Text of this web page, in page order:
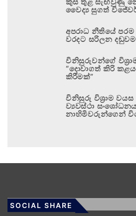
වෛද්‍ය සුගත්
අපරාධ නීතියේ
වරදට සරිලන දඬුවම
විනිසුරුවන්ගේ
“දොවාගත් කිරි
කිරීමක්”
විනිසුරු විශ්‍රාම වයස
ව්‍යවස්ථා
නාහිමිවරුන්ගෙන්
SOCIAL SHARE